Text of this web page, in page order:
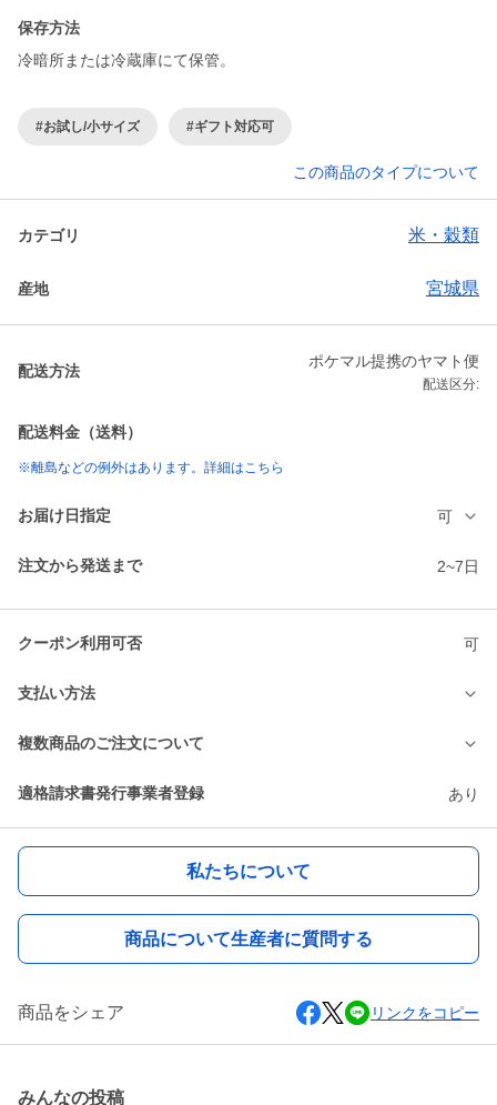
保存方法
冷暗所または冷蔵庫にて保管。
#お試し/小サイズ #ギフト対応可
この商品のタイプについて
カテゴリ 米・穀類
産地 宮城県
配送方法
ポケマル提携のヤマト便
配送区分:
配送料金（送料）
※離島などの例外はあります。詳細はこちら
お届け日指定 可
注文から発送まで 2~7日
クーポン利用可否 可
支払い方法
複数商品のご注文について
適格請求書発行事業者登録 あり
私たちについて
商品について生産者に質問する
商品をシェア リンクをコピー
みんなの投稿